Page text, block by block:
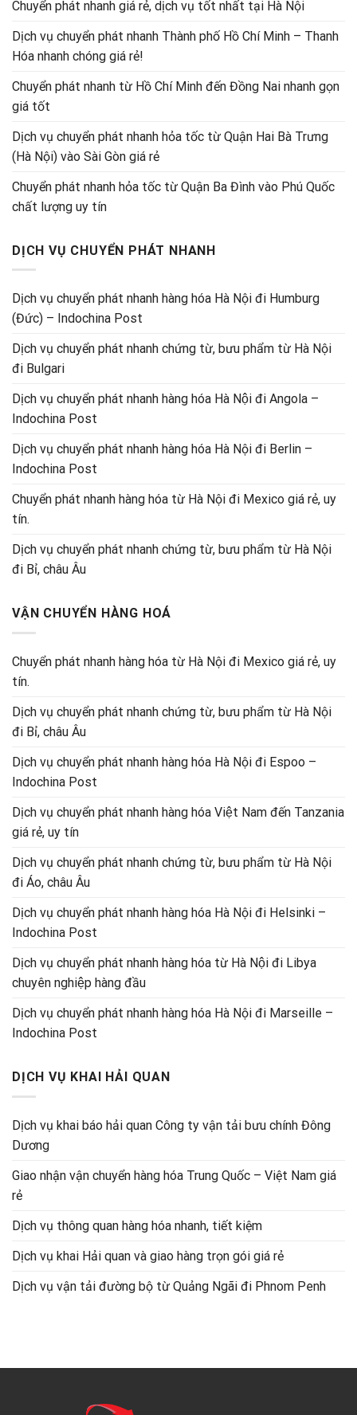
Chuyển phát nhanh giá rẻ, dịch vụ tốt nhất tại Hà Nội
Dịch vụ chuyển phát nhanh Thành phố Hồ Chí Minh – Thanh
Hóa nhanh chóng giá rẻ!
Chuyển phát nhanh từ Hồ Chí Minh đến Đồng Nai nhanh gọn
giá tốt
Dịch vụ chuyển phát nhanh hỏa tốc từ Quận Hai Bà Trưng
(Hà Nội) vào Sài Gòn giá rẻ
Chuyển phát nhanh hỏa tốc từ Quận Ba Đình vào Phú Quốc
chất lượng uy tín
DỊCH VỤ CHUYỂN PHÁT NHANH
Dịch vụ chuyển phát nhanh hàng hóa Hà Nội đi Humburg
(Đức) – Indochina Post
Dịch vụ chuyển phát nhanh chứng từ, bưu phẩm từ Hà Nội
đi Bulgari
Dịch vụ chuyển phát nhanh hàng hóa Hà Nội đi Angola –
Indochina Post
Dịch vụ chuyển phát nhanh hàng hóa Hà Nội đi Berlin –
Indochina Post
Chuyển phát nhanh hàng hóa từ Hà Nội đi Mexico giá rẻ, uy
tín.
Dịch vụ chuyển phát nhanh chứng từ, bưu phẩm từ Hà Nội
đi Bỉ, châu Âu
VẬN CHUYỂN HÀNG HOÁ
Chuyển phát nhanh hàng hóa từ Hà Nội đi Mexico giá rẻ, uy
tín.
Dịch vụ chuyển phát nhanh chứng từ, bưu phẩm từ Hà Nội
đi Bỉ, châu Âu
Dịch vụ chuyển phát nhanh hàng hóa Hà Nội đi Espoo –
Indochina Post
Dịch vụ chuyển phát nhanh hàng hóa Việt Nam đến Tanzania
giá rẻ, uy tín
Dịch vụ chuyển phát nhanh chứng từ, bưu phẩm từ Hà Nội
đi Áo, châu Âu
Dịch vụ chuyển phát nhanh hàng hóa Hà Nội đi Helsinki –
Indochina Post
Dịch vụ chuyển phát nhanh hàng hóa từ Hà Nội đi Libya
chuyên nghiệp hàng đầu
Dịch vụ chuyển phát nhanh hàng hóa Hà Nội đi Marseille –
Indochina Post
DỊCH VỤ KHAI HẢI QUAN
Dịch vụ khai báo hải quan Công ty vận tải bưu chính Đông
Dương
Giao nhận vận chuyển hàng hóa Trung Quốc – Việt Nam giá
rẻ
Dịch vụ thông quan hàng hóa nhanh, tiết kiệm
Dịch vụ khai Hải quan và giao hàng trọn gói giá rẻ
Dịch vụ vận tải đường bộ từ Quảng Ngãi đi Phnom Penh